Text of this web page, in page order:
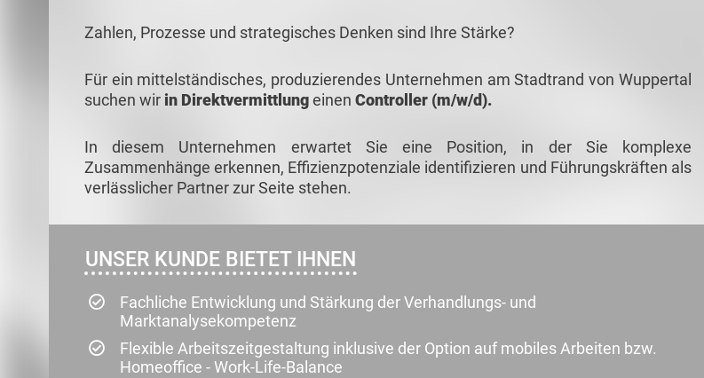
Zahlen, Prozesse und strategisches Denken sind Ihre Stärke?
Für ein mittelständisches, produzierendes Unternehmen am Stadtrand von Wuppertal
suchen wir in Direktvermittlungeinen Controller (m/w/d).
In diesem Unternehmen erwartet Sie eine Position, in der Sie komplexe
Zusammenhänge erkennen, Effizienzpotenziale identifizieren und Führungskräften als
verlässlicher Partner zur Seite stehen.
UNSER KUNDE BIETET IHNEN
Fachliche Entwicklung und Stärkung der Verhandlungs- und
Marktanalysekompetenz
Flexible Arbeitszeitgestaltung inklusive der Option auf mobiles Arbeiten bzw.
Homeoffice - Work-Life-Balance